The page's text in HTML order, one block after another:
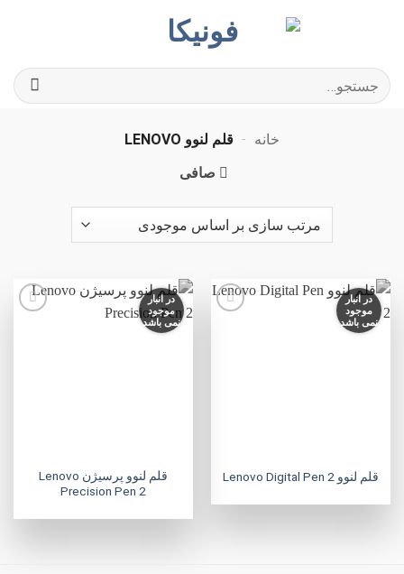
جستجو
برای:
خانه - قلم لنوو LENOVO
صافی
در انبار
موجود
نمی باشد
قلم لنوو Lenovo Digital Pen 2
در انبار
موجود
نمی باشد
قلم لنوو پرسیژن Lenovo
Precision Pen 2